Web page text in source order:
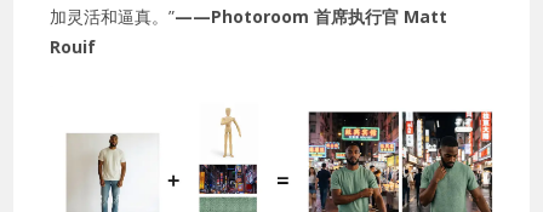
加灵活和逼真。”——Photoroom 首席执行官 Matt
Rouif